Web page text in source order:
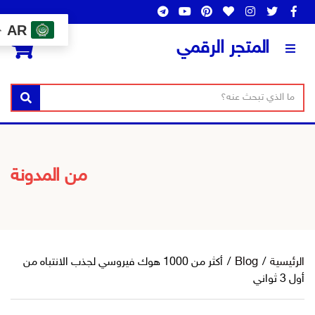
المتجر الرقمي
بحث
0
من المدونة
/
Blog
/
أكثر من 1000 هوك فيروسي لجذب الانتباه من
ثواني
AR